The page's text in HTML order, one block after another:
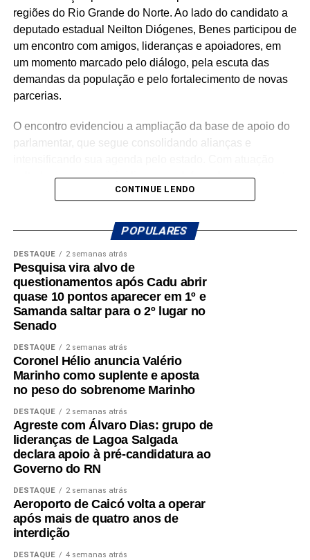
mais precisa.
São centenas de requerimentos, dezenas de patrimônios
culturais reconhecidos, organizações apoiadas e
investimentos que chegam aos municípios por meio de
emendas parlamentares. Um trabalho que demonstra que
Mais do que discursos, Luiz Eduardo tem apresentado
compromisso com o desenvolvimento do Rio Grande do
Norte. Um mandato presente, atuante e comprometido em
regiões do Rio Grande do Norte. Ao lado do candidato a
deputado estadual Neilton Diógenes, Benes participou de
um encontro com amigos, lideranças e apoiadores, em
um momento marcado pelo diálogo, pela escuta das
demandas da população e pelo fortalecimento de novas
parcerias.
O encontro evidenciou a ampliação da base de apoio do
parlamentar, que segue consolidando alianças e
voltada para o municipalismo e a defesa de investimentos
para os municípios potiguares, Benes tem reforçado o
desenvolvimento do Rio Grande do Norte.
A mobilização em Macaíba representa mais um passo na
construção de uma campanha que busca ampliar sua
presença em todas as regiões do estado, fortalecendo o
diálogo com a população e reafirmando o compromisso
com o futuro dos potiguares.
CONTINUE LENDO
POPULARES
DESTAQUE 2 semanas atrás
Pesquisa vira alvo de
questionamentos após Cadu abrir
quase 10 pontos aparecer em 1º e
Samanda saltar para o 2º lugar no
Senado
DESTAQUE 2 semanas atrás
Coronel Hélio anuncia Valério
Marinho como suplente e aposta
no peso do sobrenome Marinho
DESTAQUE 2 semanas atrás
Agreste com Álvaro Dias: grupo de
lideranças de Lagoa Salgada
declara apoio à pré-candidatura ao
Governo do RN
DESTAQUE 2 semanas atrás
Aeroporto de Caicó volta a operar
após mais de quatro anos de
interdição
DESTAQUE 4 semanas atrás